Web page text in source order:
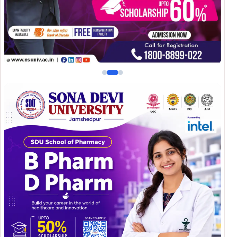
पुलिस सूत्रों के अनुसार, उक्त मामले में वादी दीपक मिश्रा पर जानलेवा
नीयत से गोली चलाई गई थी, जिसके बाद पूरे इलाके में सनसनी फैल गई
थी, मामले के अनुसंधानकर्ता पु0अ0नि0 जयराज कुमार सोनी ने वरीय
अधिकारियों के निर्देश पर लगातार तकनीकी एवं मानवीय सूचनाओं के
आधार पर कार्रवाई करते हुए फरार आरोपी को दबोचने में सफलता